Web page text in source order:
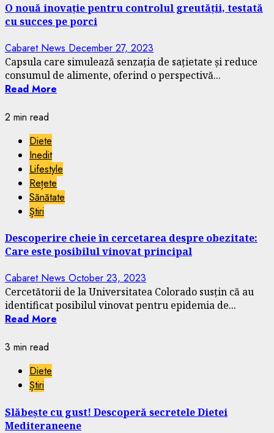
O nouă inovație pentru controlul greutății, testată
cu succes pe porci
Cabaret News December 27, 2023
Capsula care simulează senzația de sațietate și reduce
consumul de alimente, oferind o perspectivă...
Read More
2 min read
Diete
Inedit
Lifestyle
Rețete
Sănătate
Știri
Descoperire cheie în cercetarea despre obezitate:
Care este posibilul vinovat principal
Cabaret News October 23, 2023
Cercetătorii de la Universitatea Colorado susțin că au
identificat posibilul vinovat pentru epidemia de...
Read More
3 min read
Diete
Știri
Slăbește cu gust! Descoperă secretele Dietei
Mediteraneene